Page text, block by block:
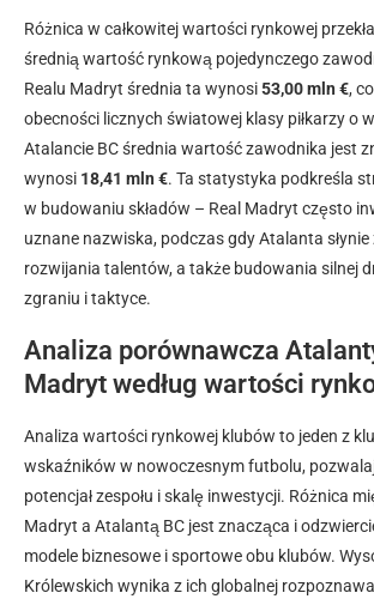
Różnica w całkowitej wartości rynkowej
średnią wartość rynkową pojedynczego
Realu Madryt średnia ta wynosi53,00 mln €,
obecności licznych światowej klasy piłkarzy o
Atalancie BC średnia wartość zawodnika jest
wynosi 18,41 mln €. Ta statystyka podkreśla
w budowaniu składów – Real Madryt często
uznane nazwiska, podczas gdy Atalanta
rozwijania talentów, a także budowania silnej
zgraniu i taktyce.
Analiza porównawcza
Madryt według wartości
Analiza wartości rynkowej klubów to jeden z
wskaźników w nowoczesnym futbolu,
potencjał zespołu i skalę inwestycji. Różnica
Madryt a Atalantą BC jest znacząca i
modele biznesowe i sportowe obu klubów.
Królewskich wynika z ich globalnej